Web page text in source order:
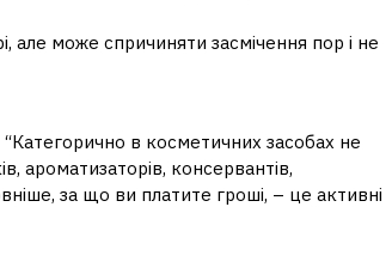
але може спричиняти засмічення пор і не
в косметичних засобах не
ароматизаторів, консервантів,
за що ви платите гроші, – це активні